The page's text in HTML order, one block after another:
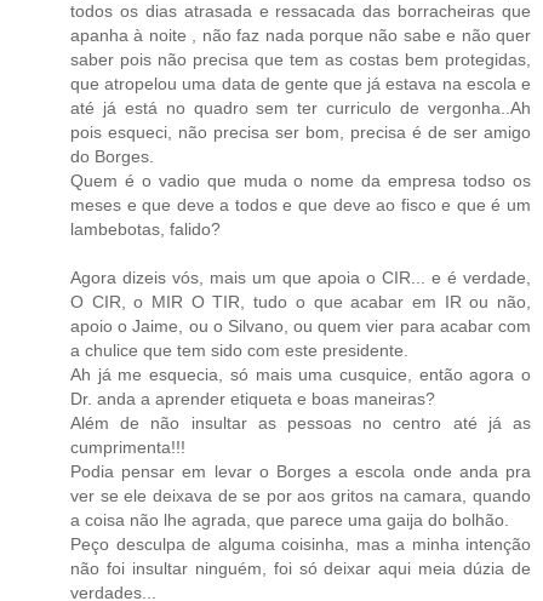
todos os dias atrasada e ressacada das borracheiras que
apanha à noite , não faz nada porque não sabe e não quer
saber pois não precisa que tem as costas bem protegidas,
que atropelou uma data de gente que já estava na escola e
até já está no quadro sem ter curriculo de vergonha..Ah
pois esqueci, não precisa ser bom, precisa é de ser amigo
do Borges.
Quem é o vadio que muda o nome da empresa todso os
meses e que deve a todos e que deve ao fisco e que é um
lambebotas, falido?
Agora dizeis vós, mais um que apoia o CIR... e é verdade,
O CIR, o MIR O TIR, tudo o que acabar em IR ou não,
apoio o Jaime, ou o Silvano, ou quem vier para acabar com
a chulice que tem sido com este presidente.
Ah já me esquecia, só mais uma cusquice, então agora o
Dr. anda a aprender etiqueta e boas maneiras?
Além de não insultar as pessoas no centro até já as
cumprimenta!!!
Podia pensar em levar o Borges a escola onde anda pra
ver se ele deixava de se por aos gritos na camara, quando
a coisa não lhe agrada, que parece uma gaija do bolhão.
Peço desculpa de alguma coisinha, mas a minha intenção
não foi insultar ninguém, foi só deixar aqui meia dúzia de
verdades...